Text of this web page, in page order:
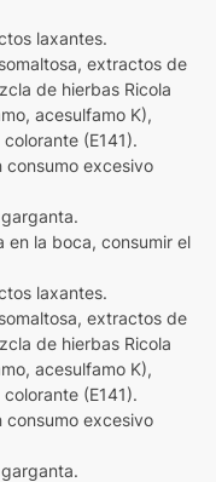
laxantes.
extractos de
de hierbas Ricola
acesulfamo K),
(E141).
consumo excesivo
en la boca, consumir el
laxantes.
extractos de
de hierbas Ricola
acesulfamo K),
(E141).
consumo excesivo